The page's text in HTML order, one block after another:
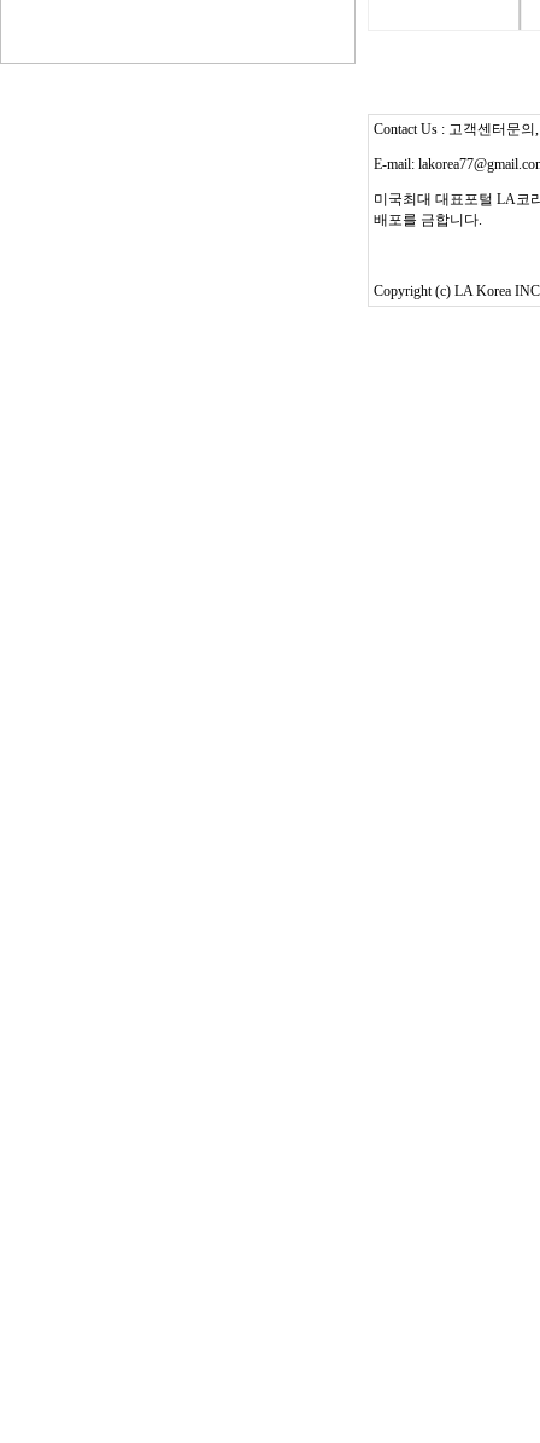
Contact Us : 고객센터문의
E-mail:
미국최대 대표포털 LA코
배포를 금합니다.
Copyright (c) LA Korea